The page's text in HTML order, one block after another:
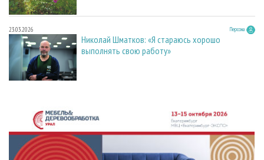
23.03.2026 Персона
Николай Шматков: «Я стараюсь хорошо
выполнять свою работу»